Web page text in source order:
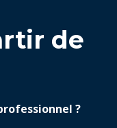
de
?